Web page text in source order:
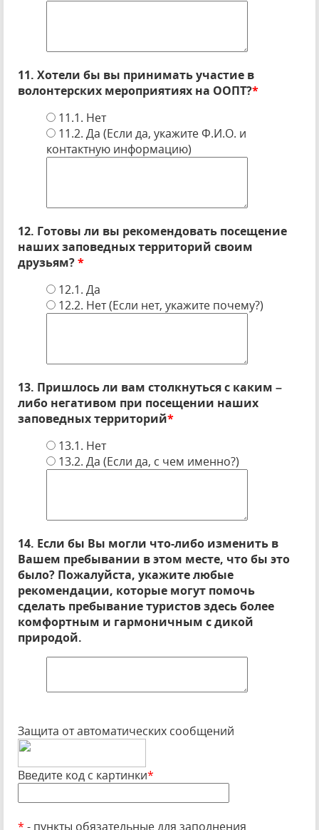
11. Хотели бы вы принимать участие в
волонтерских мероприятиях на ООПТ?*
11.1. Нет
11.2. Да (Если да, укажите Ф.И.О. и
контактную информацию)
12. Готовы ли вы рекомендовать посещение
наших заповедных территорий своим
друзьям?*
12.1. Да
12.2. Нет (Если нет, укажите почему?)
13. Пришлось ли вам столкнуться с каким –
либо негативом при посещении наших
заповедных территорий*
13.1. Нет
13.2. Да (Если да, с чем именно?)
14. Если бы Вы могли что-либо изменить в
Вашем пребывании в этом месте, что бы это
было? Пожалуйста, укажите любые
рекомендации, которые могут помочь
сделать пребывание туристов здесь более
комфортным и гармоничным с дикой
природой.
Защита от автоматических сообщений
Введите код с картинки*
* - пункты обязательные для заполнения